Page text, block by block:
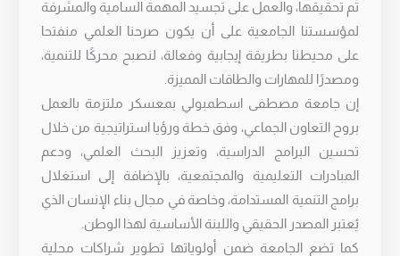
تم تحقيقها، والعمل على تجسيد المهمة السامية والمشرفة
لمؤسستنا الجامعية على أن يكون صرحنا العلمي منفتحا
على محيطنا بطريقة إيجابية وفعالة، لنصبح محركًا للتنمية،
ومصدرًا للمهارات والطاقات المميزة.
إن جامعة مصطفى اسطمبولي بمعسكر ملتزمة بالعمل
بروح التعاون الجماعي، وفق خطة ورؤيا استراتيجية من خلال
تحسين البرامج الدراسية، وتعزيز البحث العلمي، ودعم
المبادرات التعليمية والمجتمعية، بالإضافة إلى استغلال
برامج التنمية المستدامة، وخاصة في مجال بناء الإنسان الذي
يُعتبر المصدر الحقيقي واللبنة الأساسية لهذا الوطن.
كما تضع الجامعة ضمن أولوياتها تطوير شراكات محلية